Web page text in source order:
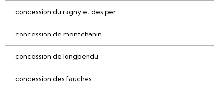
concession du ragny et des per
concession de montchanin
concession de longpendu
concession des fauches